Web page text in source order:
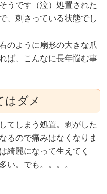
うです（泣）処置された
、刺さっている状態でし
のように扇形の大きな爪
ば、こんなに長年悩む事
ダメ
てしまう処置。剥がした
るので痛みはなくなりま
綺麗になって生えてく
い。でも。。。。